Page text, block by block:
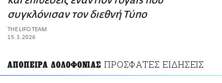
ΑΜΠΑ
PRINT
συγκλόνισαν τον διεθνή Τύπο
THE LIFO TEAM
15.3.2026
ΑΠΟΠΕΙΡΑ ΔΟΛΟΦΟΝΙΑΣ ΠΡΟΣΦΑΤΕΣ ΕΙΔΗΣΕΙΣ